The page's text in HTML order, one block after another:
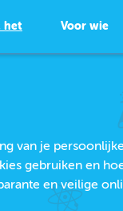
het Voor wie
van je
gebruiken en
en veilige